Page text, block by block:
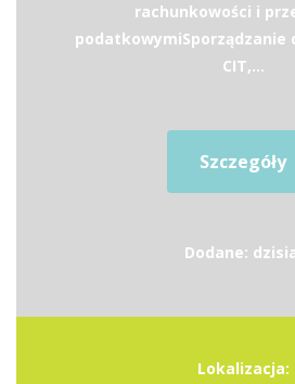
rachunkowości i
podatkowymiSporządzanie
CIT,...
Szczegóły
Dodane:
Lokalizacja: